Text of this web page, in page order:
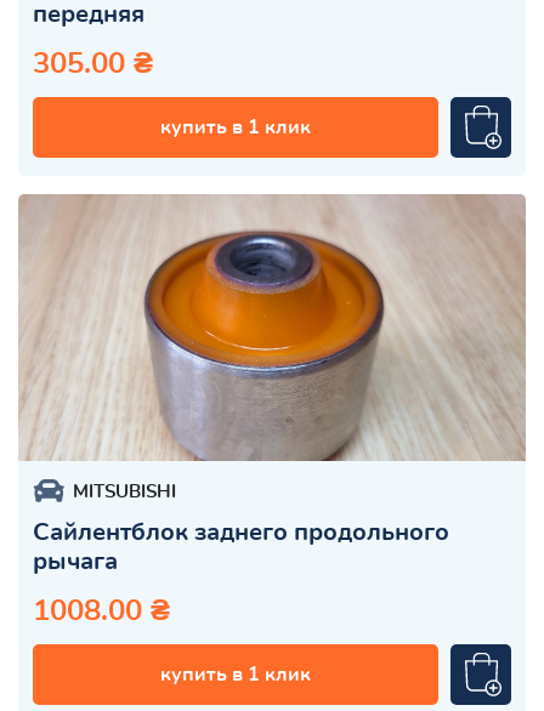
передняя
305.00 ₴
купить в 1 клик
MITSUBISHI
Сайлентблок заднего продольного
рычага
1008.00 ₴
купить в 1 клик